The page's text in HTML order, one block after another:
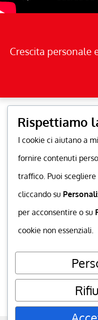
Crescita personale
Rispettiamo
I cookie ci aiutano a
fornire contenuti
traffico. Puoi
cliccando su
per acconsentire o su
cookie non essenziali.